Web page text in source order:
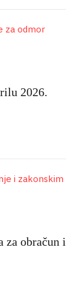
2026.
za obračun i